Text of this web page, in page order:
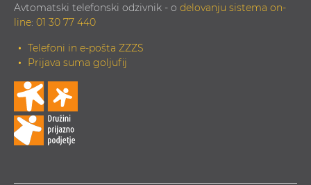
Avtomatski telefonski odzivnik - o delovanju sistema on-
line: 01 30 77 440
Telefoni in e-pošta ZZZS
Prijava suma goljufij